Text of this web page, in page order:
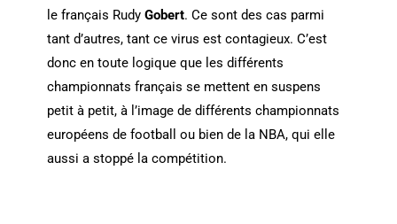
le français Rudy Gobert. Ce sont des cas parmi
tant d’autres, tant ce virus est contagieux. C’est
donc en toute logique que les différents
championnats français se mettent en suspens
petit à petit, à l’image de différents championnats
européens de football ou bien de la NBA, qui elle
aussi a stoppé la compétition.